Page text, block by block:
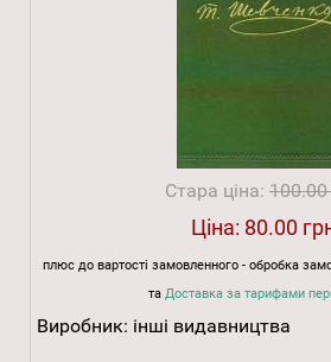
Стара ціна: 100.00
Ціна: 80.00
плюс до вартості замовленного - обробка
та Доставка за тарифами
Виробник: інші видавництва